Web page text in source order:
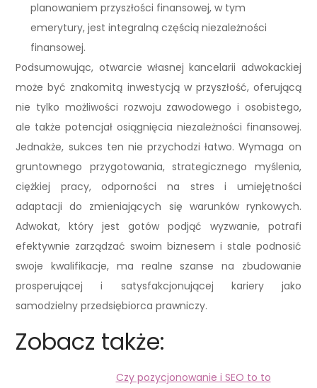
planowaniem przyszłości finansowej, w tym
emerytury, jest integralną częścią niezależności
finansowej.
Podsumowując, otwarcie własnej kancelarii adwokackiej
może być znakomitą inwestycją w przyszłość, oferującą
nie tylko możliwości rozwoju zawodowego i osobistego,
ale także potencjał osiągnięcia niezależności finansowej.
Jednakże, sukces ten nie przychodzi łatwo. Wymaga on
gruntownego przygotowania, strategicznego myślenia,
ciężkiej pracy, odporności na stres i umiejętności
adaptacji do zmieniających się warunków rynkowych.
Adwokat, który jest gotów podjąć wyzwanie, potrafi
efektywnie zarządzać swoim biznesem i stale podnosić
swoje kwalifikacje, ma realne szanse na zbudowanie
prosperującej i satysfakcjonującej kariery jako
samodzielny przedsiębiorca prawniczy.
Zobacz także:
Czy pozycjonowanie i SEO to to